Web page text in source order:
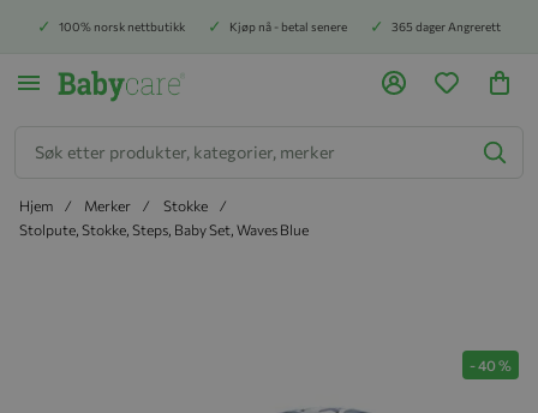
100% norsk nettbutikk Kjøp nå - betal senere 365 dager Angrerett
Hjem Merker
Stokke
Stolpute, Stokke, Steps, Baby Set, Waves Blue
-40 %